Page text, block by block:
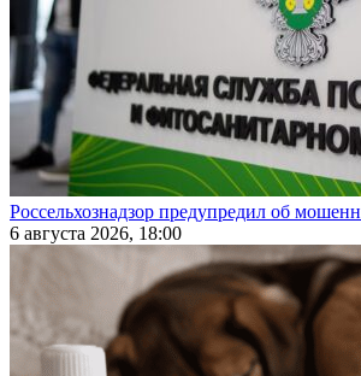
Россельхознадзор предупредил об
6 августа 2026, 18:00